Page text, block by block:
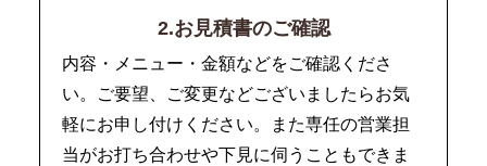
2.お見積書のご確認
内容・メニュー・金額などをご確認くださ
い。ご要望、ご変更などございましたらお気
軽にお申し付けください。また専任の営業担
当がお打ち合わせや下見に伺うこともできま